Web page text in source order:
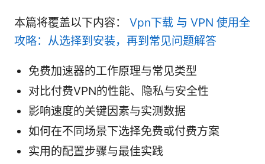
本篇将覆盖以下内容： Vpn下载 与 VPN 使用全
攻略：从选择到安装，再到常见问题解答
免费加速器的工作原理与常见类型
对比付费VPN的性能、隐私与安全性
影响速度的关键因素与实测数据
如何在不同场景下选择免费或付费方案
实用的配置步骤与最佳实践